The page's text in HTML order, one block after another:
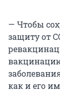
— Чтобы
защиту от
вакцинацию
как и его